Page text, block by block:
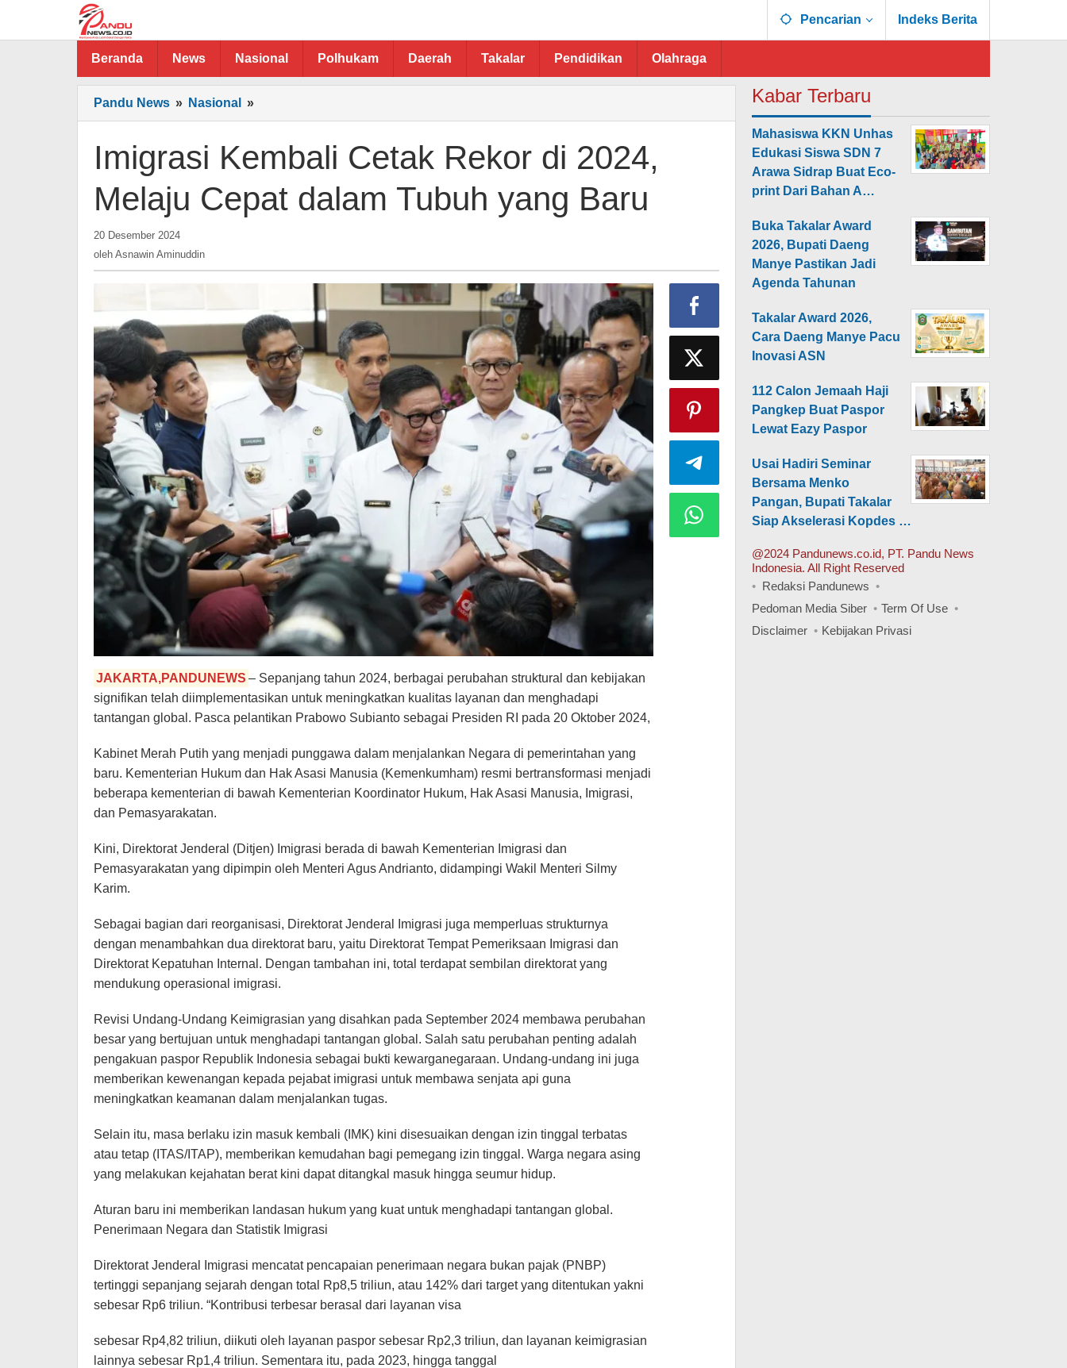
Pencarian Indeks Berita
Beranda News Nasional Polhukam Daerah Takalar Pendidikan Olahraga
Pandu News » Nasional »
Kembali
Rekor
2024,
Tubuh
Baru
Imigrasi Kembali Cetak Rekor di 2024,
Melaju Cepat dalam Tubuh yang Baru
20 Desember 2024
Asnawin
oleh Asnawin Aminuddin
JAKARTA,PANDUNEWS – Sepanjang tahun 2024, berbagai perubahan struktural dan kebijakan
signifikan telah diimplementasikan untuk meningkatkan kualitas layanan dan menghadapi
tantangan global. Pasca pelantikan Prabowo Subianto sebagai Presiden RI pada 20 Oktober 2024,
Kabinet Merah Putih yang menjadi punggawa dalam menjalankan Negara di pemerintahan yang
baru. Kementerian Hukum dan Hak Asasi Manusia (Kemenkumham) resmi bertransformasi menjadi
beberapa kementerian di bawah Kementerian Koordinator Hukum, Hak Asasi Manusia, Imigrasi,
dan Pemasyarakatan.
Kini, Direktorat Jenderal (Ditjen) Imigrasi berada di bawah Kementerian Imigrasi dan
Pemasyarakatan yang dipimpin oleh Menteri Agus Andrianto, didampingi Wakil Menteri Silmy
Karim.
Sebagai bagian dari reorganisasi, Direktorat Jenderal Imigrasi juga memperluas strukturnya
dengan menambahkan dua direktorat baru, yaitu Direktorat Tempat Pemeriksaan Imigrasi dan
Direktorat Kepatuhan Internal. Dengan tambahan ini, total terdapat sembilan direktorat yang
mendukung operasional imigrasi.
Revisi Undang-Undang Keimigrasian yang disahkan pada September 2024 membawa perubahan
besar yang bertujuan untuk menghadapi tantangan global. Salah satu perubahan penting adalah
pengakuan paspor Republik Indonesia sebagai bukti kewarganegaraan. Undang-undang ini juga
memberikan kewenangan kepada pejabat imigrasi untuk membawa senjata api guna
meningkatkan keamanan dalam menjalankan tugas.
Selain itu, masa berlaku izin masuk kembali (IMK) kini disesuaikan dengan izin tinggal terbatas
atau tetap (ITAS/ITAP), memberikan kemudahan bagi pemegang izin tinggal. Warga negara asing
yang melakukan kejahatan berat kini dapat ditangkal masuk hingga seumur hidup.
Aturan baru ini memberikan landasan hukum yang kuat untuk menghadapi tantangan global.
Penerimaan Negara dan Statistik Imigrasi
Direktorat Jenderal Imigrasi mencatat pencapaian penerimaan negara bukan pajak (PNBP)
tertinggi sepanjang sejarah dengan total Rp8,5 triliun, atau 142% dari target yang ditentukan yakni
sebesar Rp6 triliun. “Kontribusi terbesar berasal dari layanan visa
sebesar Rp4,82 triliun, diikuti oleh layanan paspor sebesar Rp2,3 triliun, dan layanan keimigrasian
lainnya sebesar Rp1,4 triliun. Sementara itu, pada 2023, hingga tanggal
Kabar Terbaru
Mahasiswa KKN Unhas
Edukasi Siswa SDN 7
Arawa Sidrap Buat Eco-
print Dari Bahan A…
Buka Takalar Award
2026, Bupati Daeng
Manye Pastikan Jadi
Agenda Tahunan
Takalar Award 2026,
Cara Daeng Manye Pacu
Inovasi ASN
112 Calon Jemaah Haji
Pangkep Buat Paspor
Lewat Eazy Paspor
Usai Hadiri Seminar
Bersama Menko
Pangan, Bupati Takalar
Siap Akselerasi Kopdes …
@2024 Pandunews.co.id, PT. Pandu News
Indonesia. All Right Reserved
Redaksi Pandunews
Pedoman Media Siber
Term Of Use
Disclaimer
Kebijakan Privasi